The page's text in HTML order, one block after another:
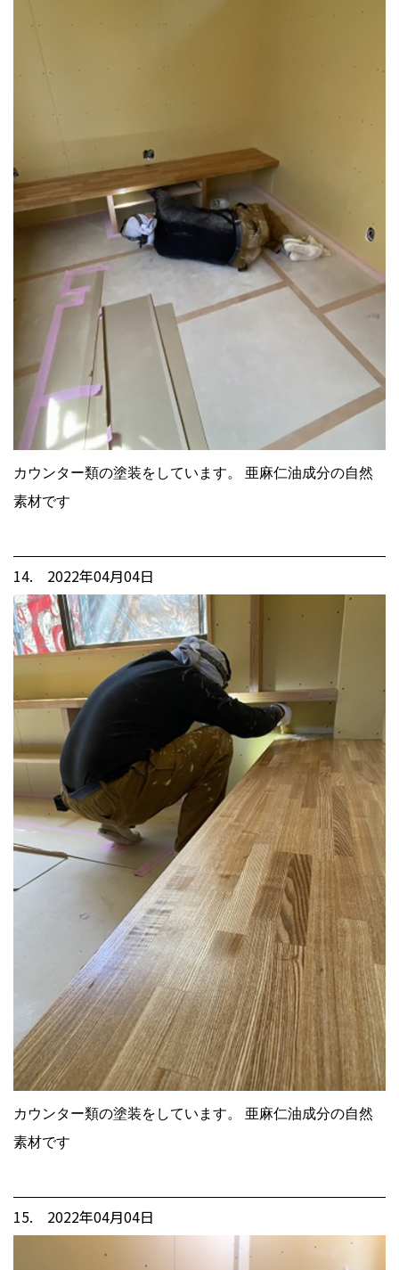
カウンター類の塗装をしています。 亜麻仁油成分の自然
素材です
14. 2022年04月04日
カウンター類の塗装をしています。 亜麻仁油成分の自然
素材です
15. 2022年04月04日